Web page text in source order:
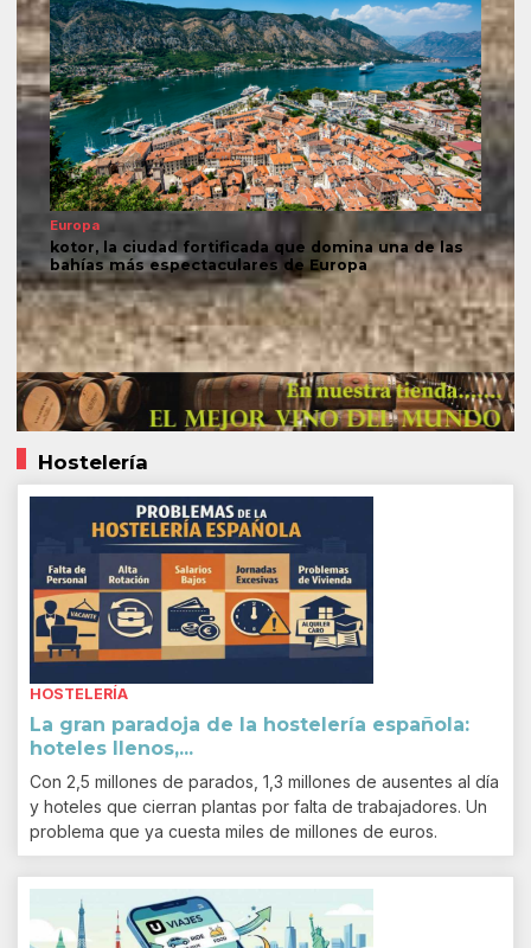
Europa
kotor, la ciudad fortificada que domina una de las
bahías más espectaculares de Europa
Hostelería
HOSTELERÍA
La gran paradoja de la hostelería española:
hoteles llenos,...
Con 2,5 millones de parados, 1,3 millones de ausentes al día
y hoteles que cierran plantas por falta de trabajadores. Un
problema que ya cuesta miles de millones de euros.